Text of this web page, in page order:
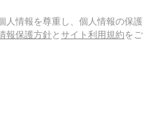
人情報を尊重し、個人情報の保護
報保護方針と サイト利用規約をご